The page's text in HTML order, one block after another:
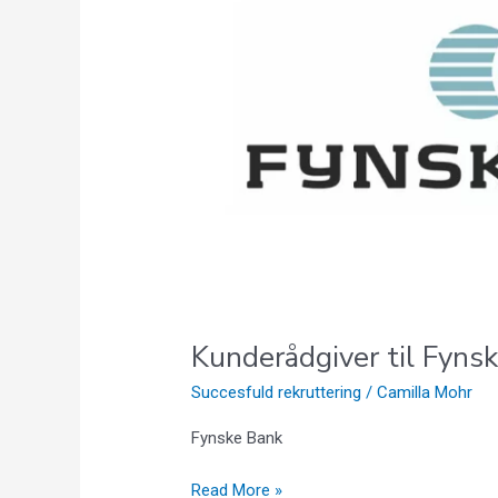
Kunderådgiver til
Succesfuld rekruttering /Camilla Mohr
Fynske Bank
Read More »